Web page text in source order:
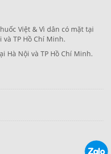
Việt & Vì dân có mặt tại
TP Hồ Chí Minh.
Hà Nội và TP Hồ Chí Minh.